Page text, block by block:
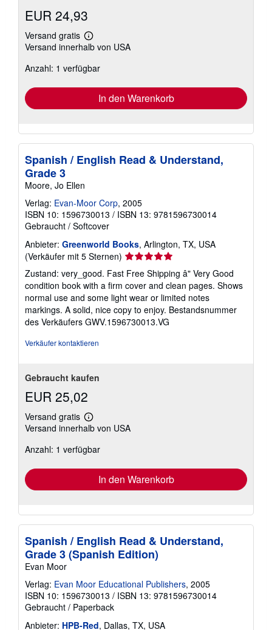
EUR 24,93
Versand gratis
Weitere
Informationen
Versandkosten
Versand innerhalb von USA
Anzahl: 1 verfügbar
In den Warenkorb
Spanish / English Read & Understand,
Grade 3
Moore, Jo Ellen
Verlag: Evan-Moor Corp, 2005
ISBN 10: 1596730013 / ISBN 13: 9781596730014
Gebraucht / Softcover
Anbieter: Greenworld Books, Arlington, TX, USA
(Verkäufer mit 5 Sternen) Verkäuferbewertung
5
von
5
Sternen
Zustand: very_good. Fast Free Shipping â" Very Good
condition book with a firm cover and clean pages. Shows
normal use and some light wear or limited notes
markings. A solid, nice copy to enjoy. Bestandsnummer
des Verkäufers GWV.1596730013.VG
Verkäufer kontaktieren
Gebraucht kaufen
EUR 25,02
Versand gratis
Weitere
Informationen
Versandkosten
Versand innerhalb von USA
Anzahl: 1 verfügbar
In den Warenkorb
Spanish / English Read & Understand,
Grade 3 (Spanish Edition)
Evan Moor
Verlag: Evan Moor Educational Publishers, 2005
ISBN 10: 1596730013 / ISBN 13: 9781596730014
Gebraucht / Paperback
Anbieter: HPB-Red, Dallas, TX, USA